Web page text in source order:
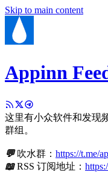
Skip to main content
Appinn
这里有小众软件和发现
群组。
💬吹水群： https://t.me/
📖RSS 订阅地址：